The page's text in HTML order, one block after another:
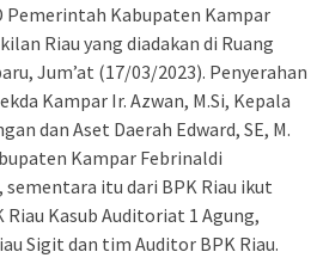
Pemerintah Kabupaten Kampar
Riau yang diadakan di Ruang
Jum’at (17/03/2023). Penyerahan
Kampar Ir. Azwan, M.Si, Kepala
dan Aset Daerah Edward, SE, M.
Kampar Febrinaldi
sementara itu dari BPK Riau ikut
Kasub Auditoriat 1 Agung,
Sigit dan tim Auditor BPK Riau.